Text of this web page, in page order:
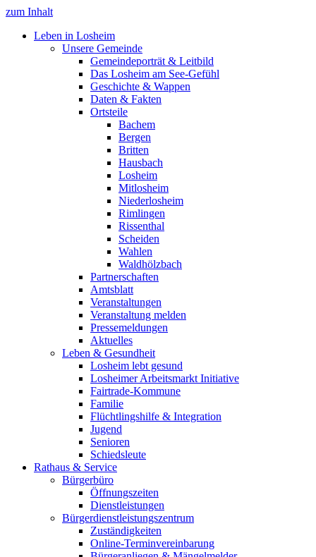
zum Inhalt
Leben in Losheim
Unsere Gemeinde
Gemeindeporträt & Leitbild
Das Losheim am See-Gefühl
Geschichte & Wappen
Daten & Fakten
Ortsteile
Bachem
Bergen
Britten
Hausbach
Losheim
Mitlosheim
Niederlosheim
Rimlingen
Rissenthal
Scheiden
Wahlen
Waldhölzbach
Partnerschaften
Amtsblatt
Veranstaltungen
Veranstaltung melden
Pressemeldungen
Aktuelles
Leben & Gesundheit
Losheim lebt gesund
Losheimer Arbeitsmarkt Initiative
Fairtrade-Kommune
Familie
Flüchtlingshilfe & Integration
Jugend
Senioren
Schiedsleute
Rathaus & Service
Bürgerbüro
Öffnungszeiten
Dienstleistungen
Bürgerdienstleistungszentrum
Zuständigkeiten
Online-Terminvereinbarung